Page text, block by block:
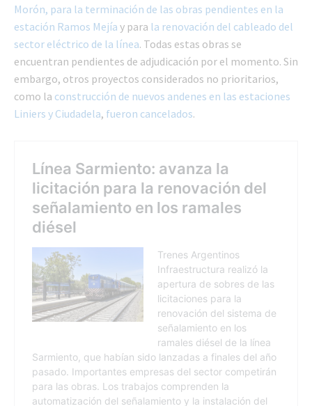
Morón, para la terminación de las obras pendientes en la
estación Ramos Mejía y para la renovación del cableado del
sector eléctrico de la línea. Todas estas obras se
encuentran pendientes de adjudicación por el momento. Sin
embargo, otros proyectos considerados no prioritarios,
como la construcción de nuevos andenes en las estaciones
Liniers y Ciudadela, fueron cancelados.